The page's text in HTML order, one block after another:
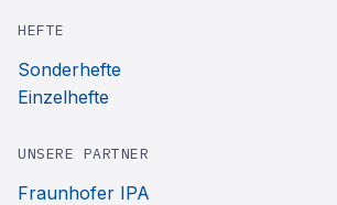
HEFTE
Sonderhefte
Einzelhefte
UNSERE PARTNER
Fraunhofer IPA